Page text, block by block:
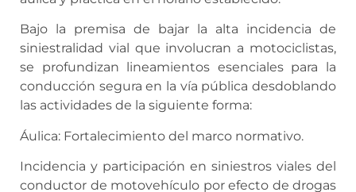
Bajo la premisa de bajar la alta incidencia de
siniestralidad vial que involucran a motociclistas,
se profundizan lineamientos esenciales para la
conducción segura en la vía pública desdoblando
las actividades de la siguiente forma:
Áulica: Fortalecimiento del marco normativo.
Incidencia y participación en siniestros viales del
conductor de motovehículo por efecto de drogas